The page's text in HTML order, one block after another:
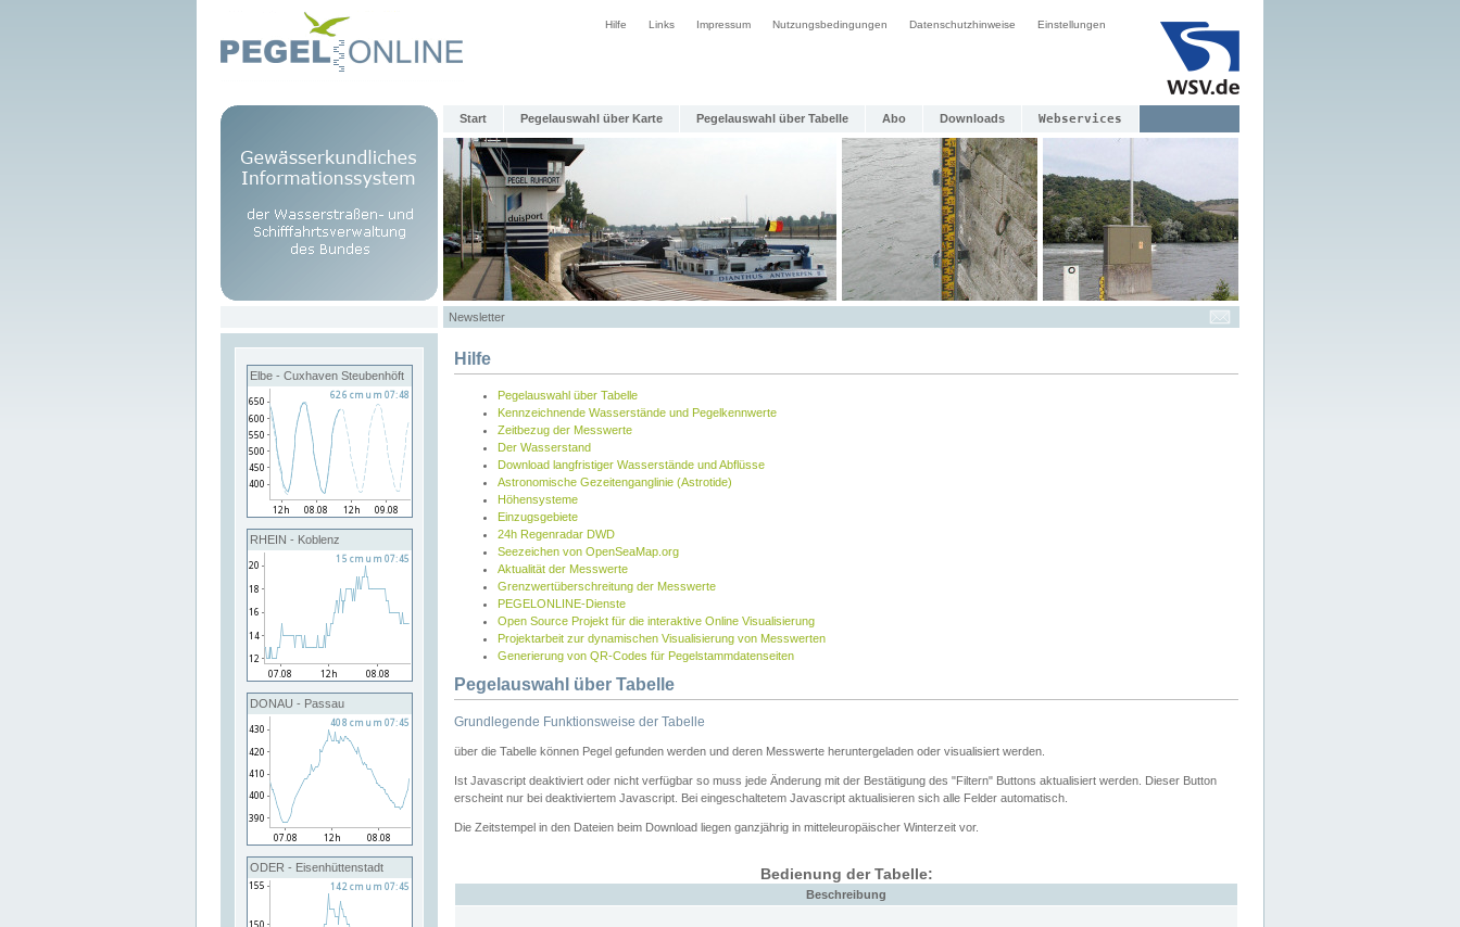
Hilfe Links Impressum Nutzungsbedingungen Datenschutzhinweise Einstellungen
Start Pegelauswahl über Karte Pegelauswahl über Tabelle Abo Downloads Webservices
Newsletter
Elbe - Cuxhaven Steubenhöft
RHEIN - Koblenz
DONAU - Passau
ODER - Eisenhüttenstadt
Hilfe
Pegelauswahl über Tabelle
Kennzeichnende Wasserstände und Pegelkennwerte
Zeitbezug der Messwerte
Der Wasserstand
Download langfristiger Wasserstände und Abflüsse
Astronomische Gezeitenganglinie (Astrotide)
Höhensysteme
Einzugsgebiete
24h Regenradar DWD
Seezeichen von OpenSeaMap.org
Aktualität der Messwerte
Grenzwertüberschreitung der Messwerte
PEGELONLINE-Dienste
Open Source Projekt für die interaktive Online Visualisierung
Projektarbeit zur dynamischen Visualisierung von Messwerten
Generierung von QR-Codes für Pegelstammdatenseiten
Pegelauswahl über Tabelle
Grundlegende Funktionsweise der Tabelle
über die Tabelle können Pegel gefunden werden und deren Messwerte heruntergeladen oder visualisiert werden.
Ist Javascript deaktiviert oder nicht verfügbar so muss jede Änderung mit der Bestätigung des "Filtern" Buttons aktualisiert werden. Dieser Button
erscheint nur bei deaktiviertem Javascript. Bei eingeschaltetem Javascript aktualisieren sich alle Felder automatisch.
Die Zeitstempel in den Dateien beim Download liegen ganzjährig in mitteleuropäischer Winterzeit vor.
Bedienung der Tabelle:
Beschreibung